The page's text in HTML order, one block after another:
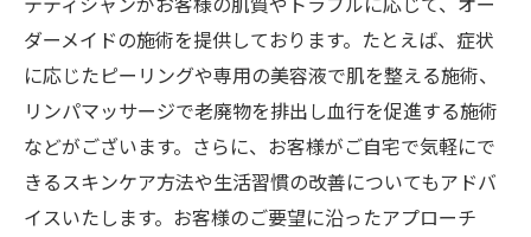
ダーメイドの施術を提供しております。たとえば、症状
に応じたピーリングや専用の美容液で肌を整える施術、
リンパマッサージで老廃物を排出し血行を促進する施術
などがございます。さらに、お客様がご自宅で気軽にで
きるスキンケア方法や生活習慣の改善についてもアドバ
イスいたします。お客様のご要望に沿ったアプローチ